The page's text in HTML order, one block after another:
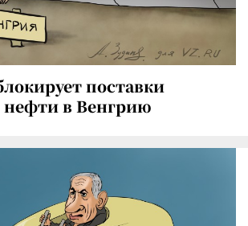
поставки
нефти в Венгрию